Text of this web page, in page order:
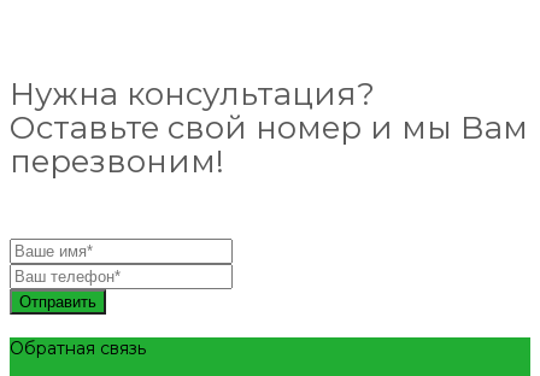
Нужна консультация?
Оставьте свой номер и мы Вам
перезвоним!
Отправить
Обратная связь